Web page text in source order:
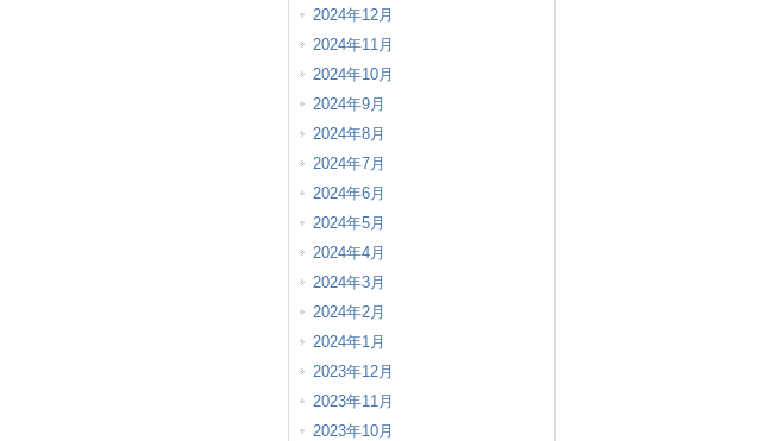
2024年12月
2024年11月
2024年10月
2024年9月
2024年8月
2024年7月
2024年6月
2024年5月
2024年4月
2024年3月
2024年2月
2024年1月
2023年12月
2023年11月
2023年10月